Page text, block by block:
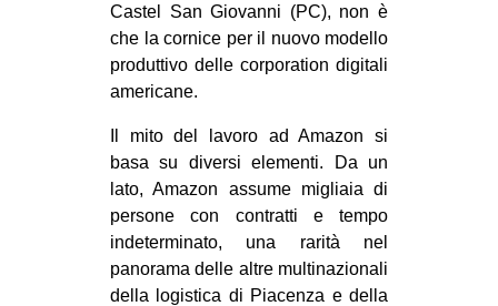
Castel San Giovanni (PC), non è
che la cornice per il nuovo modello
produttivo delle corporation digitali
americane.
Il mito del lavoro ad Amazon si
basa su diversi elementi. Da un
lato, Amazon assume migliaia di
persone con contratti e tempo
indeterminato, una rarità nel
panorama delle altre multinazionali
della logistica di Piacenza e della